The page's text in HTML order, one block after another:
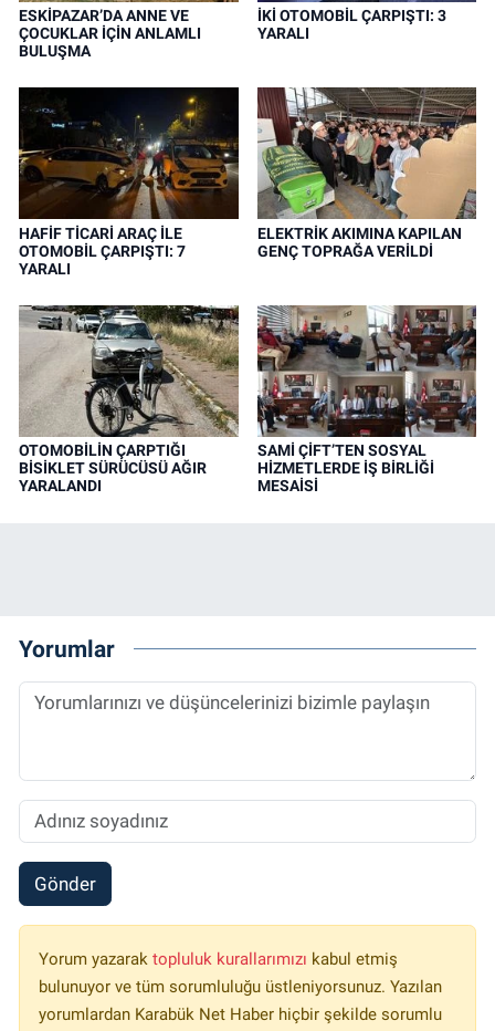
ESKİPAZAR’DA ANNE VE
ÇOCUKLAR İÇİN ANLAMLI
BULUŞMA
İKİ OTOMOBİL ÇARPIŞTI: 3
YARALI
HAFİF TİCARİ ARAÇ İLE
OTOMOBİL ÇARPIŞTI: 7
YARALI
ELEKTRİK AKIMINA KAPILAN
GENÇ TOPRAĞA VERİLDİ
OTOMOBİLİN ÇARPTIĞI
BİSİKLET SÜRÜCÜSÜ AĞIR
YARALANDI
SAMİ ÇİFT’TEN SOSYAL
HİZMETLERDE İŞ BİRLİĞİ
MESAİSİ
Yorumlar
Gönder
Yorum yazarak topluluk kurallarımızı kabul etmiş
bulunuyor ve tüm sorumluluğu üstleniyorsunuz. Yazılan
yorumlardan Karabük Net Haber hiçbir şekilde sorumlu